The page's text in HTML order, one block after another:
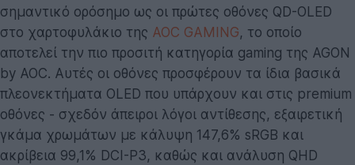
σημαντικό ορόσημο ως οι πρώτες οθόνες QD-OLED
στο χαρτοφυλάκιο της AOC GAMING, το οποίο
αποτελεί την πιο προσιτή κατηγορία gaming της AGON
by AOC. Αυτές οι οθόνες προσφέρουν τα ίδια βασικά
πλεονεκτήματα OLED που υπάρχουν και στις premium
οθόνες - σχεδόν άπειροι λόγοι αντίθεσης, εξαιρετική
γκάμα χρωμάτων με κάλυψη 147,6% sRGB και
ακρίβεια 99,1% DCI-P3, καθώς και ανάλυση QHD